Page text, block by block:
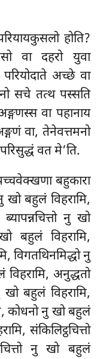
होति?
वा दहरो युवा
अच्छे वा
सचे तत्थ पस्सति
वा पहानाय
वा, तेनेवत्तमनो
वत मे’ति.
बहुकारा
खो बहुलं विहरामि,
नु खो
बहुलं विहरामि,
विगतथिनमिद्धो नु
अनुद्धतो
बहुलं विहरामि,
कोधनो नु खो बहुलं
संकिलिट्ठचित्तो
नु खो बहुलं